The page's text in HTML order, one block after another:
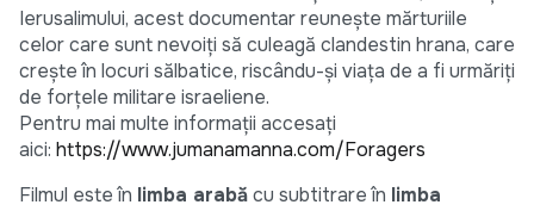
Ierusalimului, acest documentar reunește mărturiile
celor care sunt nevoiți să culeagă clandestin hrana, care
crește în locuri sălbatice, riscându-și viața de a fi urmăriți
de forțele militare israeliene.
Pentru mai multe informații accesați
aici: https://www.jumanamanna.com/Foragers
Filmul este în limba arabăcu subtitrare în limba